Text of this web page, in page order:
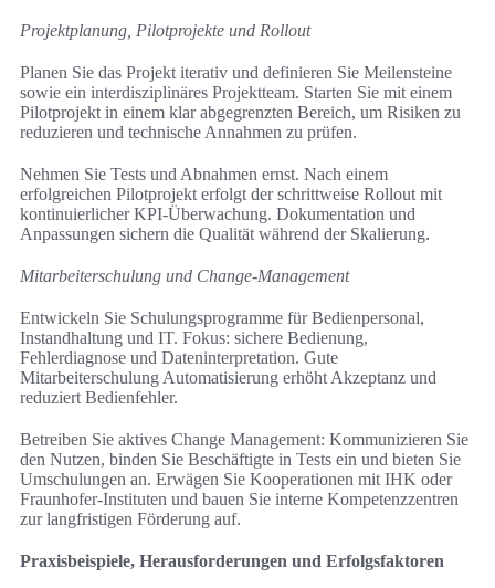
Projektplanung, Pilotprojekte und Rollout
Planen Sie das Projekt iterativ und definieren Sie Meilensteine
sowie ein interdisziplinäres Projektteam. Starten Sie mit einem
Pilotprojekt in einem klar abgegrenzten Bereich, um Risiken zu
reduzieren und technische Annahmen zu prüfen.
Nehmen Sie Tests und Abnahmen ernst. Nach einem
erfolgreichen Pilotprojekt erfolgt der schrittweise Rollout mit
kontinuierlicher KPI-Überwachung. Dokumentation und
Anpassungen sichern die Qualität während der Skalierung.
Mitarbeiterschulung und Change-Management
Entwickeln Sie Schulungsprogramme für Bedienpersonal,
Instandhaltung und IT. Fokus: sichere Bedienung,
Fehlerdiagnose und Dateninterpretation. Gute
Mitarbeiterschulung Automatisierung erhöht Akzeptanz und
reduziert Bedienfehler.
Betreiben Sie aktives Change Management: Kommunizieren Sie
den Nutzen, binden Sie Beschäftigte in Tests ein und bieten Sie
Umschulungen an. Erwägen Sie Kooperationen mit IHK oder
Fraunhofer-Instituten und bauen Sie interne Kompetenzzentren
zur langfristigen Förderung auf.
Praxisbeispiele, Herausforderungen und Erfolgsfaktoren